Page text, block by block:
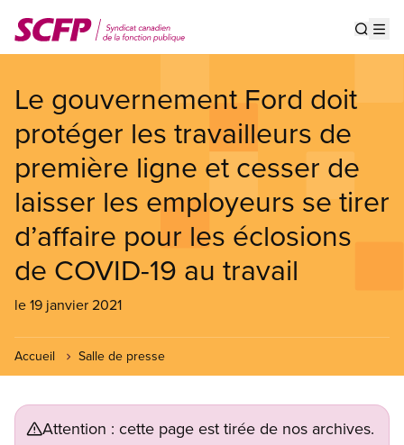
au
contenu
Le gouvernement Ford doit
protéger les travailleurs de
première ligne et cesser de
laisser les employeurs se tirer
d’affaire pour les éclosions
de COVID-19 au travail
le 19 janvier 2021
Accueil Salle de presse
Attention : cette page est tirée de nos archives.